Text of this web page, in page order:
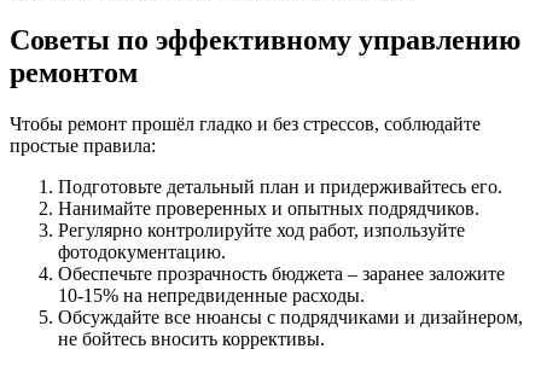
Советы по эффективному управлению
ремонтом
Чтобы ремонт прошёл гладко и без стрессов, соблюдайте
простые правила:
Подготовьте детальный план и придерживайтесь его.
Нанимайте проверенных и опытных подрядчиков.
Регулярно контролируйте ход работ, изпользуйте
фотодокументацию.
Обеспечьте прозрачность бюджета – заранее заложите
10-15% на непредвиденные расходы.
Обсуждайте все нюансы с подрядчиками и дизайнером,
не бойтесь вносить коррективы.